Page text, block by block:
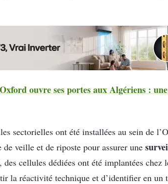
Oxford ouvre ses portes aux Algériens :
sectorielles ont été installées au sein de
veille et de riposte pour assurer une
des cellules dédiées ont été implantées chez
la réactivité technique et d’identifier en un